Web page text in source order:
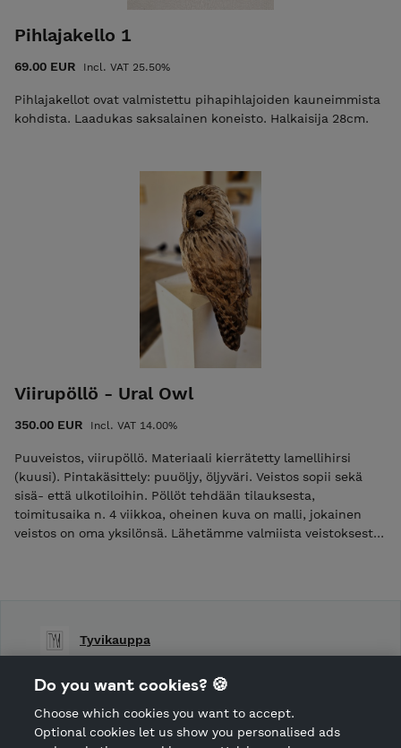
Pihlajakello 1
69.00 EUR Incl. VAT 25.50%
Pihlajakellot ovat valmistettu pihapihlajoiden kauneimmista
kohdista. Laadukas saksalainen koneisto. Halkaisija 28cm.
Viirupöllö - Ural Owl
350.00 EUR Incl. VAT 14.00%
Puuveistos, viirupöllö. Materiaali kierrätetty lamellihirsi
(kuusi). Pintakäsittely: puuöljy, öljyväri. Veistos sopii sekä
sisä- että ulkotiloihin. Pöllöt tehdään tilauksesta,
toimitusaika n. 4 viikkoa, oheinen kuva on malli, jokainen
veistos on oma yksilönsä. Lähetämme valmiista veistoksesta
Tyvikauppa
Shop privacy policy
CANCEL ORDER
Do you want cookies? 🍪
Choose which cookies you want to accept.
Optional cookies let us show you personalised ads